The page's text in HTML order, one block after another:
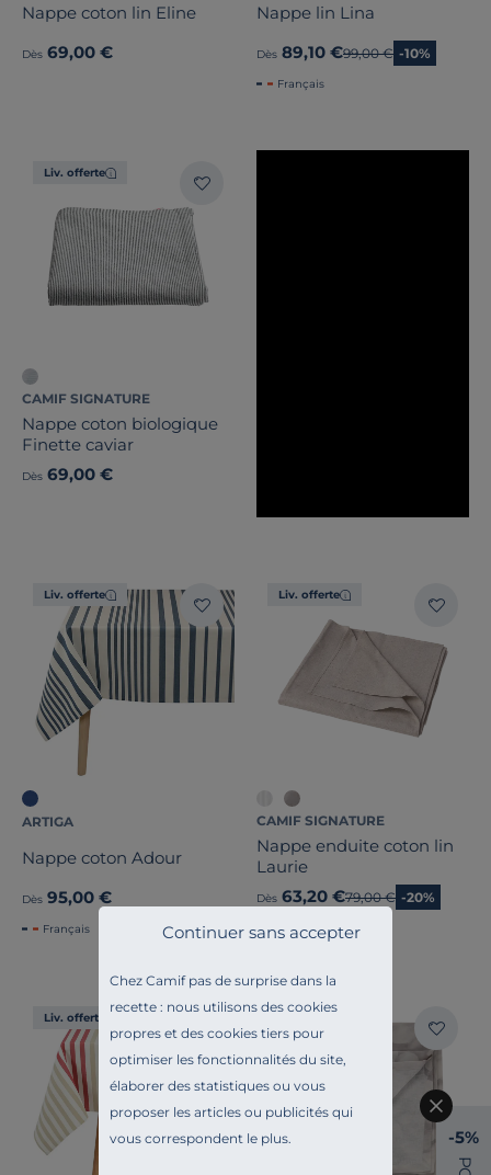
Chez Camif pas de surprise dans la
recette : nous utilisons des cookies
propres et des cookies tiers pour
optimiser les fonctionnalités du site,
élaborer des statistiques ou vous
proposer les articles ou publicités qui
vous correspondent le plus.
Continuer sans accepter
Nappe coton lin Eline
Dès 69,00 €
Nappe lin Lina
Dès 89,10 €Ancien prix
99,00 € -10%
Français
Liv. offerte
CAMIF SIGNATURE
Nappe coton biologique
Finette caviar
Dès 69,00 €
Liv. offerte
ARTIGA
Nappe coton Adour
Dès 95,00 €
Français
Liv. offerte
CAMIF SIGNATURE
Nappe enduite coton lin
Laurie
Dès 63,20 €Ancien prix
79,00 € -20%
Français
Liv. offerte
-5%
P